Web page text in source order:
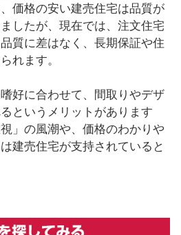
価格の安い建売住宅は品質が
したが、現在では、注文住宅
質に差はなく、長期保証や住
れます。
好に合わせて、間取りやデザ
というメリットがあります
」の風潮や、価格のわかりや
建売住宅が支持されていると